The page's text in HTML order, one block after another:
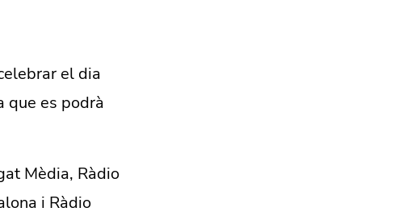
el dia
que es podrà
Mèdia, Ràdio
i Ràdio